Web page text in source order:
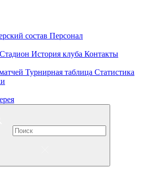
состав Персонал
Стадион История клуба Контакты
Турнирная таблица Статистика